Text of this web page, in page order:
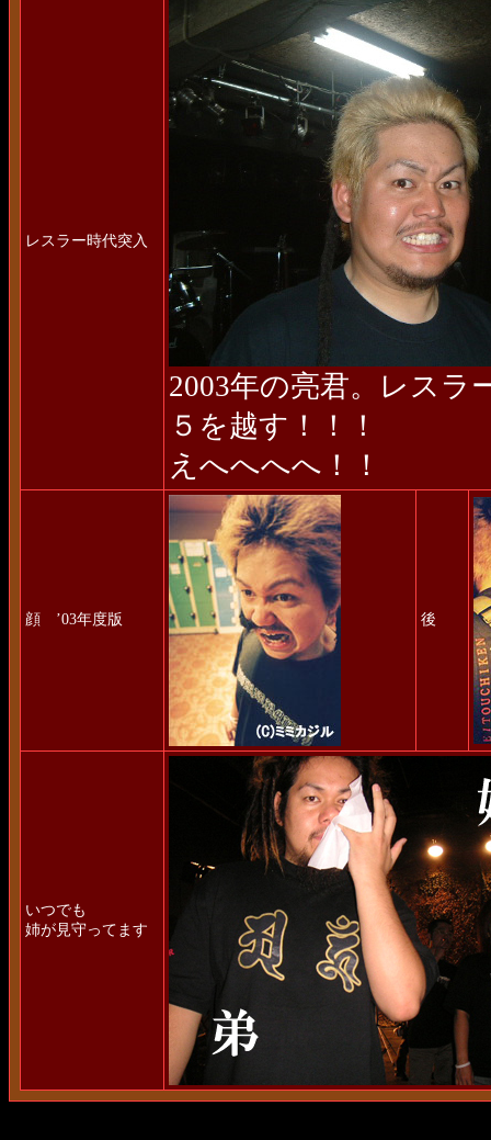
レスラー時代突入
2003年の亮君。レスラ
５を越す！！！
えへへへへ！！
顔 ’03年度版 後
いつでも
姉が見守ってます